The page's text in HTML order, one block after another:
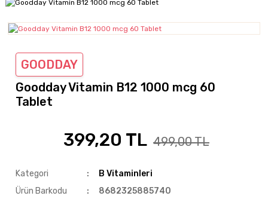
GOODDAY
Goodday Vitamin B12 1000 mcg 60
Tablet
399,20 TL 499,00 TL
Kategori
B Vitaminleri
Ürün Barkodu
8682325885740